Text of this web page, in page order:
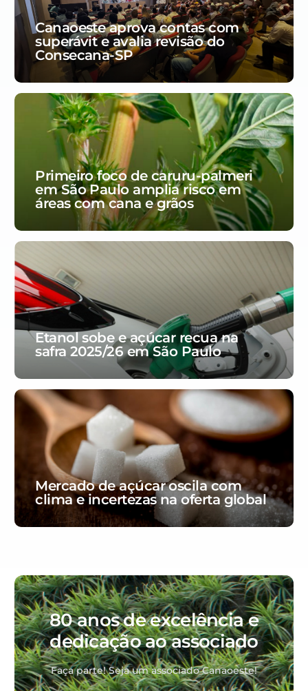
Canaoeste aprova contas com
superávit e avalia revisão do
Consecana-SP
Primeiro foco de caruru-palmeri
em São Paulo amplia risco em
áreas com cana e grãos
Etanol sobe e açúcar recua na
safra 2025/26 em São Paulo
Mercado de açúcar oscila com
clima e incertezas na oferta global
80 anos de excelência e
dedicação ao associado
Faça parte! Seja um associado Canaoeste!